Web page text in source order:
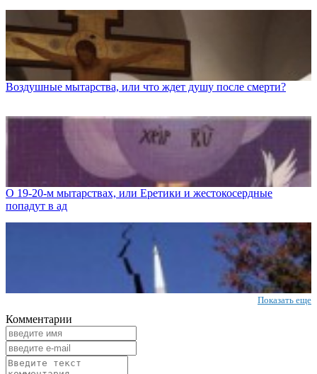
Воздушные мытарства, или что ждет душу после смерти?
О 19-20-м мытарствах, или Еретики и жестокосердные
попадут в ад
Показать еще
Комментарии